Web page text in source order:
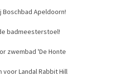
Boschbad Apeldoorn!
badmeesterstoel!
zwembad 'De Honte
Landal Rabbit Hill